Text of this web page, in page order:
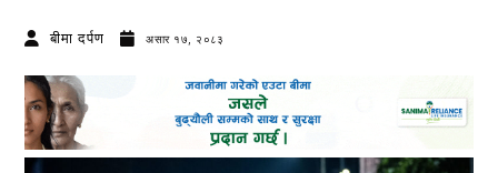
बीमा दर्पण असार १७, २०८३